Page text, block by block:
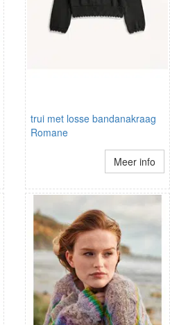
trui met losse bandanakraag
Romane
Meer info